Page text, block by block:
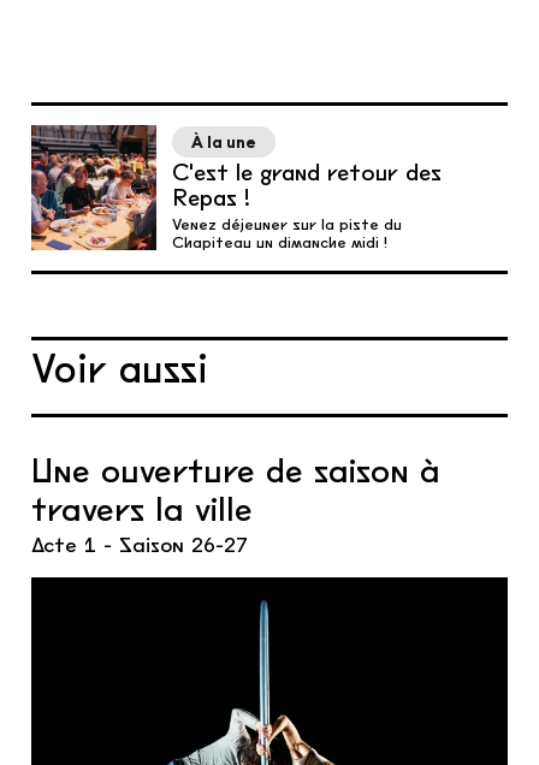
À la une
C'est le grand retour des
Repas !
Venez déjeuner sur la piste du
Chapiteau un dimanche midi !
Voir aussi
Une ouverture de saison à
travers la ville
Acte 1 - Saison 26-27